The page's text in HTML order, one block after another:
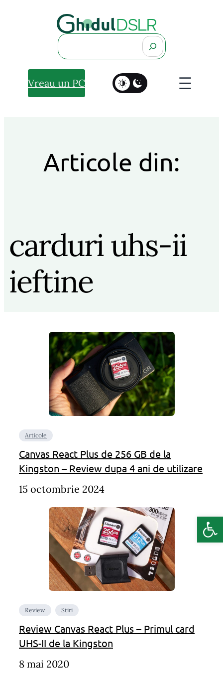
Search
Vreau un PC
Articole din:
carduri uhs-ii
ieftine
Articole
Canvas React Plus de 256 GB de la
Kingston – Review dupa 4 ani de utilizare
15 octombrie 2024
Review Stiri
Review Canvas React Plus – Primul card
UHS-II de la Kingston
8 mai 2020